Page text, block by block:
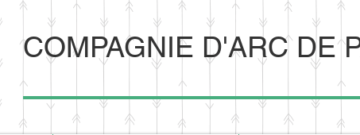
COMPAGNIE D'ARC DE